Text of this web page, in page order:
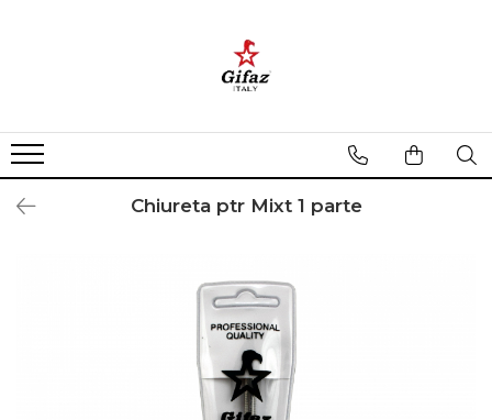
Tipuri de Forfecute
Forfecuta Cuticule
Trusa Manichiura Pedichiura
Chiureta ptr Mixt 1 parte